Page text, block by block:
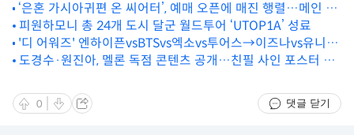
패러디
‘은혼 가시아귀편 온 씨어터’, 예매 오픈에 매진 행렬…메인 예
고편 공개
피원하모니 총 24개 도시 달군 월드투어 ‘UTOP1A’ 성료
'디 어워즈' 엔하이픈vsBTSvs엑소vs투어스→이즈나vs유니스
vs비비업vs르세라핌
도경수·원진아, 멜론 독점 콘텐츠 공개…친필 사인 포스터 이
0 댓글 닫기